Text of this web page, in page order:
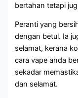
bertahan tetapi
Peranti yang
dengan betul. Ia
selamat, kerana
cara vape anda
sekadar
dan selamat.